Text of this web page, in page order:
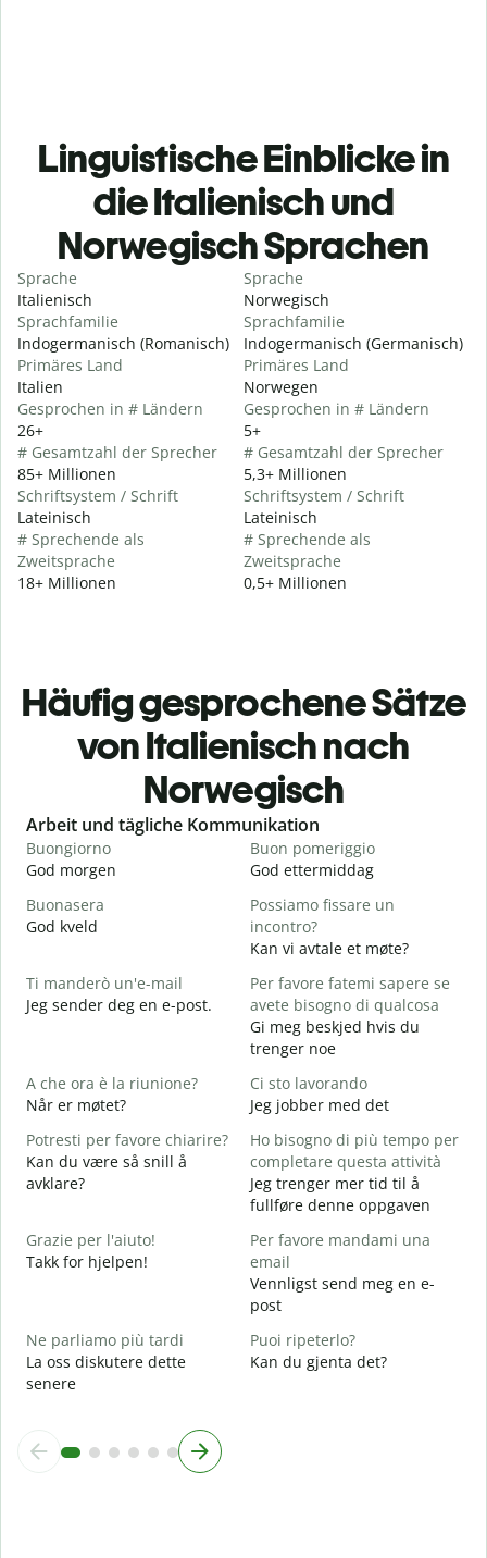
Linguistische Einblicke in
die Italienisch und
Norwegisch Sprachen
Sprache
Italienisch
Sprachfamilie
Indogermanisch (Romanisch)
Primäres Land
Italien
Gesprochen in # Ländern
26+
# Gesamtzahl der Sprecher
85+ Millionen
Schriftsystem / Schrift
Lateinisch
# Sprechende als
Zweitsprache
18+ Millionen
Sprache
Norwegisch
Sprachfamilie
Indogermanisch (Germanisch)
Primäres Land
Norwegen
Gesprochen in # Ländern
5+
# Gesamtzahl der Sprecher
5,3+ Millionen
Schriftsystem / Schrift
Lateinisch
# Sprechende als
Zweitsprache
0,5+ Millionen
Häufig gesprochene Sätze
von Italienisch nach
Norwegisch
Slide 1 of 6
Arbeit und tägliche Kommunikation
Buongiorno
God morgen
Buon pomeriggio
God ettermiddag
Buonasera
God kveld
Possiamo fissare un
incontro?
Kan vi avtale et møte?
Ti manderò un'e-mail
Jeg sender deg en e-post.
Per favore fatemi sapere se
avete bisogno di qualcosa
Gi meg beskjed hvis du
trenger noe
A che ora è la riunione?
Når er møtet?
Ci sto lavorando
Jeg jobber med det
Potresti per favore chiarire?
Kan du være så snill å
avklare?
Ho bisogno di più tempo per
completare questa attività
Jeg trenger mer tid til å
fullføre denne oppgaven
Grazie per l'aiuto!
Takk for hjelpen!
Per favore mandami una
email
Vennligst send meg en e-
post
Ne parliamo più tardi
La oss diskutere dette
senere
Puoi ripeterlo?
Kan du gjenta det?